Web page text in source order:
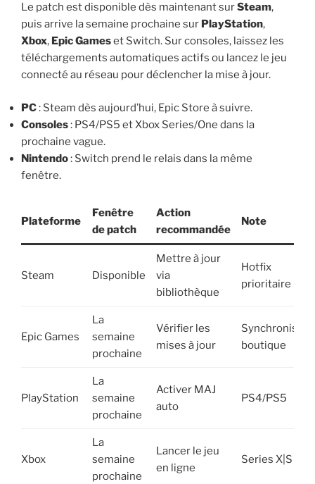
Le patch est disponible dès maintenant surSteam,
puis arrive la semaine prochaine sur PlayStation,
Xbox, Epic Gameset Switch. Sur consoles, laissez les
téléchargements automatiques actifs ou lancez le jeu
connecté au réseau pour déclencher la mise à jour.
PC: Steam dès aujourd’hui, Epic Store à suivre.
Consoles: PS4/PS5 et Xbox Series/One dans la
prochaine vague.
Nintendo: Switch prend le relais dans la même
fenêtre.
Plateforme
Fenêtre
de patch
Action
recommandée
Note
Steam Disponible
Mettre à jour
via
bibliothèque
Hotfix
prioritaire
Epic Games
La
semaine
prochaine
Vérifier les
mises à jour
boutique
PlayStation
La
semaine
prochaine
Activer MAJ
auto
PS4/PS5
Xbox
La
semaine
prochaine
Lancer le jeu
en ligne
Series X|S /